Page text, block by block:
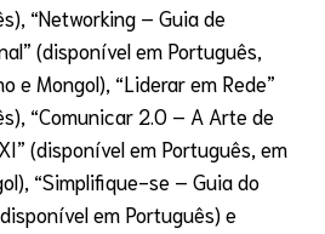
“Networking – Guia de
(disponível em Português,
e Mongol), “Liderar em Rede”
“Comunicar 2.0 – A Arte de
(disponível em Português, em
“Simplifique-se – Guia do
em Português) e